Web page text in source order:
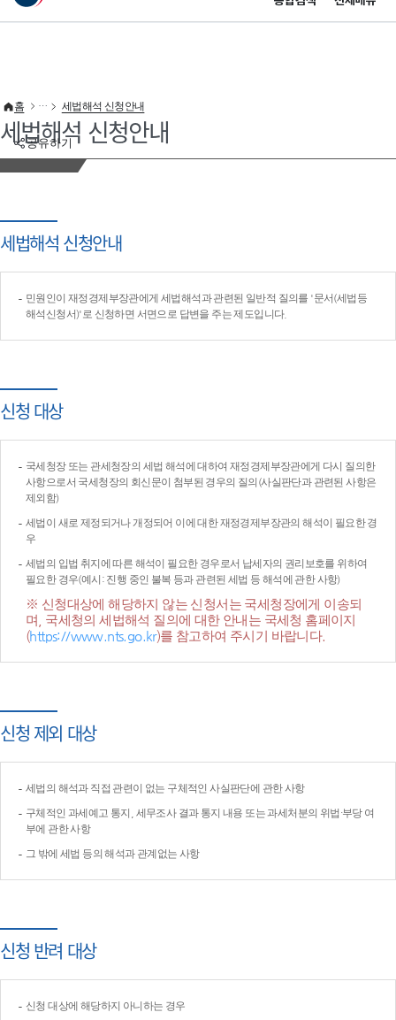
이 누리집은 대한민국 공식 전자정부 누리집입니다.
공유하기
홈 세법해석 신청안내
세법해석 신청안내
세법해석 신청안내
민원인이 재정경제부장관에게 세법해석과 관련된 일반적 질의를 '문서(세법등
해석신청서)'로 신청하면 서면으로 답변을 주는 제도입니다.
신청 대상
국세청장 또는 관세청장의 세법 해석에 대하여 재정경제부장관에게 다시 질의한
사항으로서 국세청장의 회신문이 첨부된 경우의 질의(사실판단과 관련된 사항은
제외함)
세법이 새로 제정되거나 개정되어 이에 대한 재정경제부장관의 해석이 필요한 경
우
세법의 입법 취지에 따른 해석이 필요한 경우로서 납세자의 권리보호를 위하여
필요한 경우(예시: 진행 중인 불복 등과 관련된 세법 등 해석에 관한 사항)
※ 신청대상에 해당하지 않는 신청서는 국세청장에게 이송되
며, 국세청의 세법해석 질의에 대한 안내는 국세청 홈페이지
(https://www.nts.go.kr)를 참고하여 주시기 바랍니다.
신청 제외 대상
세법의 해석과 직접 관련이 없는 구체적인 사실판단에 관한 사항
구체적인 과세예고 통지, 세무조사 결과 통지 내용 또는 과세처분의 위법·부당 여
부에 관한 사항
그 밖에 세법 등의 해석과 관계없는 사항
신청 반려 대상
신청 대상에 해당하지 아니하는 경우